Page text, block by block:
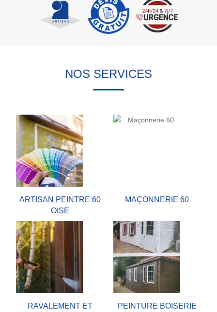
NOS SERVICES
ARTISAN PEINTRE 60
OISE
MAÇONNERIE 60
RAVALEMENT ET
PEINTURE BOISERIE